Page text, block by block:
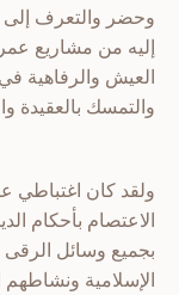
وحضر والتعرف إلى
إليه من مشاريع
العيش والرفاهية
والتمسك بالعقيدة
ولقد كان اغتباطي
الاعتصام بأحكام
بجميع وسائل الرقى
الإسلامية ونشاطهم